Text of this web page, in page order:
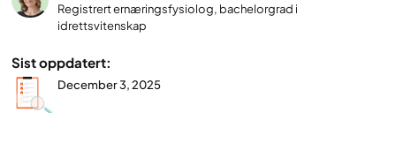
Registrert ernæringsfysiolog, bachelorgrad i
idrettsvitenskap
Sist oppdatert:
December 3, 2025